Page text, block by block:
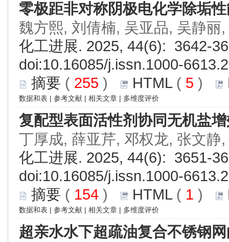
零极距非对称阴极电化学除垢
魏方熙, 刘倩楠, 吴亚品, 吴静丽
化工进展. 2025, 44(6): 3642-
doi:10.16085/j.issn.1000-
摘要 ( 255 ) HTML( 5 )
数据和表 | 参考文献 | 相关文章 | 多维度评价
复配型表面活性剂协同无机盐
丁厚成, 薛亚芹, 邓权龙, 张文静
化工进展. 2025, 44(6): 3651-
doi:10.16085/j.issn.1000-
摘要 ( 154 ) HTML( 1 )
数据和表 | 参考文献 | 相关文章 | 多维度评价
超亲水水下超疏油复合不锈钢